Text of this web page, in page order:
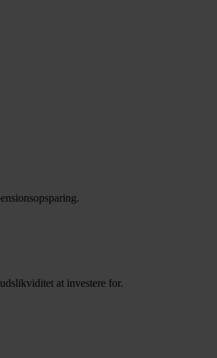
at investere for.